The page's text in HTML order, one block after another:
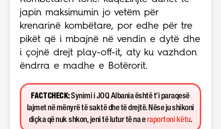
japin maksimumin jo vetëm për
krenarinë kombëtare, por edhe për tre
pikët që i mbajnë në vendin e dytë dhe
i çojnë drejt play-off-it, aty ku vazhdon
ëndrra e madhe e Botërorit.
FACT CHECK:Synimi i JOQ Albania është t’i paraqesë
lajmet në mënyrë të saktë dhe të drejtë. Nëse ju shikoni
diçka që nuk shkon, jeni të lutur të na e raportoni këtu.